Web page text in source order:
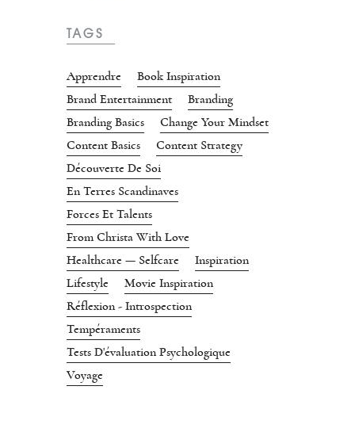
TAGS
Apprendre
Book Inspiration
Brand Entertainment
Branding
Branding Basics
Change Your Mindset
Content Basics
Content Strategy
Découverte De Soi
En Terres Scandinaves
Forces Et Talents
From Christa With Love
Healthcare — Selfcare
Inspiration
Lifestyle
Movie Inspiration
Réflexion - Introspection
Tempéraments
Tests D'évaluation Psychologique
Voyage